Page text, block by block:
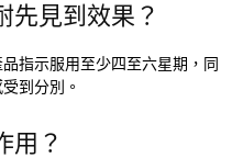
先見到效果？
指示服用至少四至六星期，同
到分別。
用？